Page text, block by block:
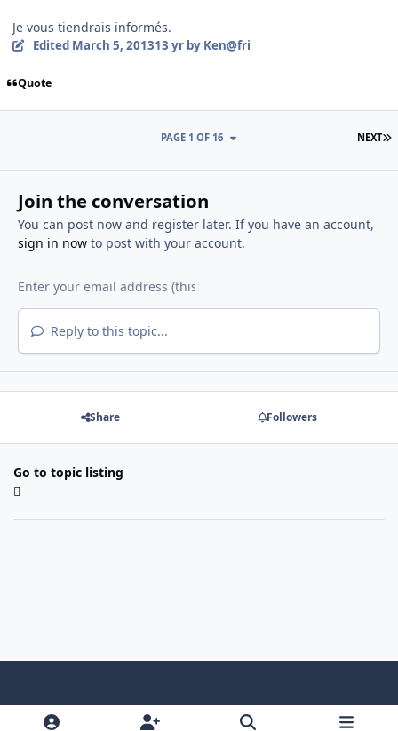
Je vous tiendrais informés.
Edited March 5, 201313 yrby Ken@fri
Quote
NEXT
PAGE 1 OF 16
Join the conversation
You can post now and register later. If you have an account,
sign in nowto post with your account.
Reply to this topic...
Share Followers
Go to topic listing
Light ModeDark ModeSystem Preference
y